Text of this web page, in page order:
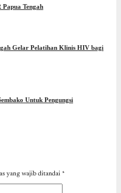
Tengah
Gelar Pelatihan Klinis HIV bagi
Untuk Pengungsi
yang wajib ditandai *